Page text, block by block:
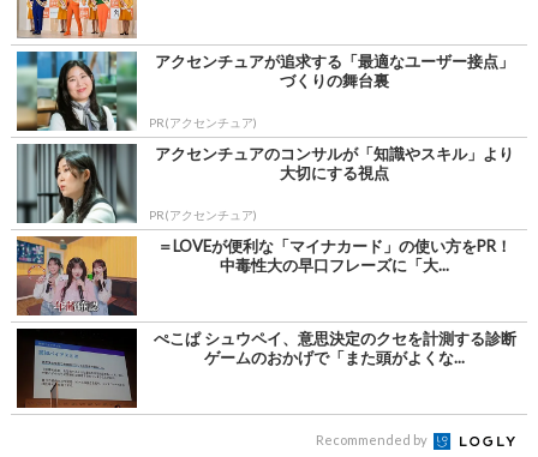
アクセンチュアが追求する「最適なユーザー接点」
づくりの舞台裏
PR(アクセンチュア)
アクセンチュアのコンサルが「知識やスキル」より
大切にする視点
PR(アクセンチュア)
＝LOVEが便利な「マイナカード」の使い方をPR！
中毒性大の早口フレーズに「大...
ぺこぱ シュウペイ、意思決定のクセを計測する診断
ゲームのおかげで「また頭がよくな...
Recommended by